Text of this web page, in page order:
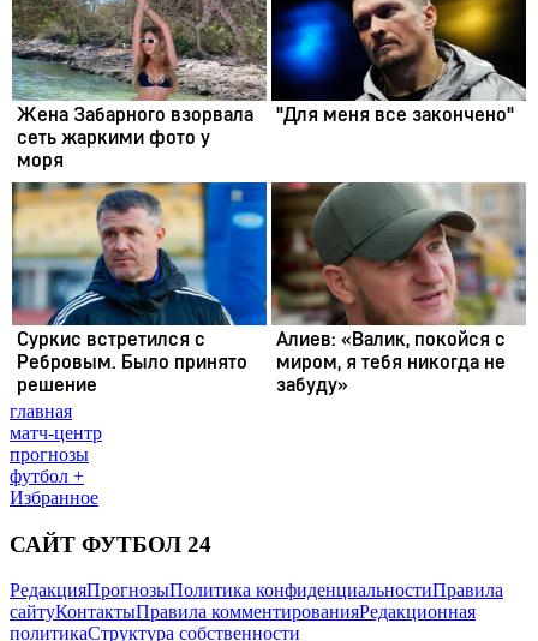
главная
матч-центр
прогнозы
футбол +
Избранное
САЙТ ФУТБОЛ 24
РедакцияПрогнозыПолитика конфиденциальностиПравила
сайтуКонтактыПравила комментированияРедакционная
политикаСтруктура собственности